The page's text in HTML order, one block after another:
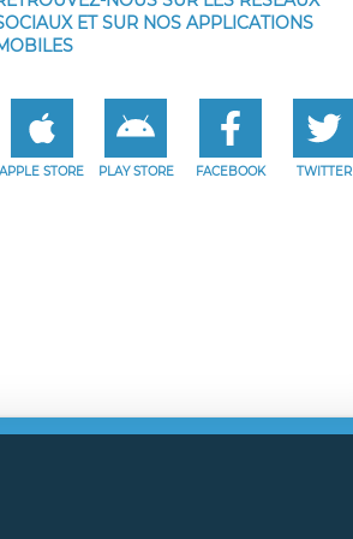
ET SUR NOS APPLICATIONS
APPLE STORE PLAY STORE FACEBOOK TWITTER